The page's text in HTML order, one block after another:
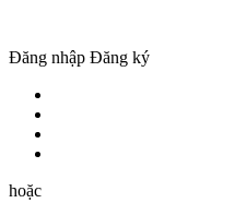
Đăng nhập Đăng ký
hoặc